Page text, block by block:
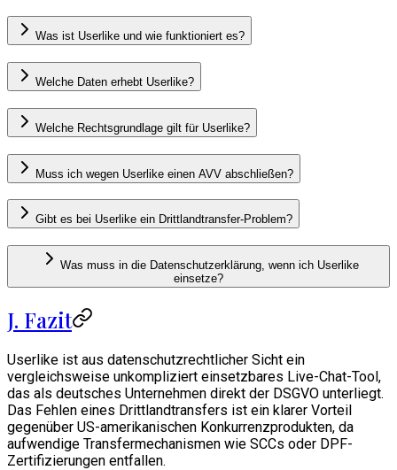
Was ist Userlike und wie funktioniert es?
Welche Daten erhebt Userlike?
Welche Rechtsgrundlage gilt für Userlike?
Muss ich wegen Userlike einen AVV abschließen?
Gibt es bei Userlike ein Drittlandtransfer-Problem?
Was muss in die Datenschutzerklärung, wenn ich Userlike
einsetze?
J. Fazit
Userlike ist aus datenschutzrechtlicher Sicht ein
vergleichsweise unkompliziert einsetzbares Live-Chat-Tool,
das als deutsches Unternehmen direkt der DSGVO unterliegt.
Das Fehlen eines Drittlandtransfers ist ein klarer Vorteil
gegenüber US-amerikanischen Konkurrenzprodukten, da
aufwendige Transfermechanismen wie SCCs oder DPF-
Zertifizierungen entfallen.